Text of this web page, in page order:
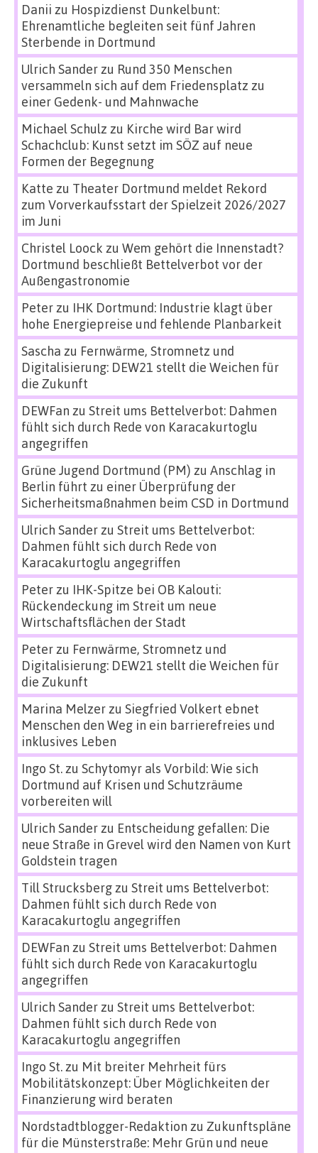
Danii zu Hospizdienst Dunkelbunt:
Ehrenamtliche begleiten seit fünf Jahren
Sterbende in Dortmund
Ulrich Sanderzu Rund 350 Menschen
versammeln sich auf dem Friedensplatz zu
einer Gedenk- und Mahnwache
Michael Schulz zu Kirche wird Bar wird
Schachclub: Kunst setzt im SÖZ auf neue
Formen der Begegnung
Katte zu Theater Dortmund meldet Rekord
zum Vorverkaufsstart der Spielzeit 2026/2027
im Juni
Christel Loock zu Wem gehört die Innenstadt?
Dortmund beschließt Bettelverbot vor der
Außengastronomie
Peterzu IHK Dortmund: Industrie klagt über
hohe Energiepreise und fehlende Planbarkeit
Sascha zu Fernwärme, Stromnetz und
Digitalisierung: DEW21 stellt die Weichen für
die Zukunft
DEWFan zu Streit ums Bettelverbot: Dahmen
fühlt sich durch Rede von Karacakurtoglu
angegriffen
Grüne Jugend Dortmund (PM) zu Anschlag in
Berlin führt zu einer Überprüfung der
Sicherheitsmaßnahmen beim CSD in Dortmund
Ulrich Sanderzu Streit ums Bettelverbot:
Dahmen fühlt sich durch Rede von
Karacakurtoglu angegriffen
Peterzu IHK-Spitze bei OB Kalouti:
Rückendeckung im Streit um neue
Wirtschaftsflächen der Stadt
Peterzu Fernwärme, Stromnetz und
Digitalisierung: DEW21 stellt die Weichen für
die Zukunft
Marina Melzerzu Siegfried Volkert ebnet
Menschen den Weg in ein barrierefreies und
inklusives Leben
Ingo St.zu Schytomyr als Vorbild: Wie sich
Dortmund auf Krisen und Schutzräume
vorbereiten will
Ulrich Sanderzu Entscheidung gefallen: Die
neue Straße in Grevel wird den Namen von Kurt
Goldstein tragen
Till Strucksbergzu Streit ums Bettelverbot:
Dahmen fühlt sich durch Rede von
Karacakurtoglu angegriffen
DEWFan zu Streit ums Bettelverbot: Dahmen
fühlt sich durch Rede von Karacakurtoglu
angegriffen
Ulrich Sanderzu Streit ums Bettelverbot:
Dahmen fühlt sich durch Rede von
Karacakurtoglu angegriffen
Ingo St.zu Mit breiter Mehrheit fürs
Mobilitätskonzept: Über Möglichkeiten der
Finanzierung wird beraten
Nordstadtblogger-Redaktion zu Zukunftspläne
für die Münsterstraße: Mehr Grün und neue